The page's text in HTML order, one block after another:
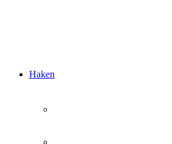
Haken